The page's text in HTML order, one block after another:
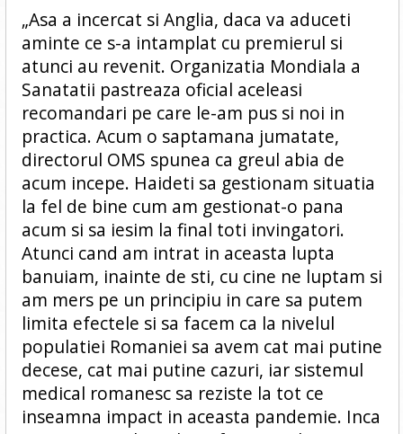
„Asa a incercat si Anglia, daca va aduceti
aminte ce s-a intamplat cu premierul si
atunci au revenit. Organizatia Mondiala a
Sanatatii pastreaza oficial aceleasi
recomandari pe care le-am pus si noi in
practica. Acum o saptamana jumatate,
directorul OMS spunea ca greul abia de
acum incepe. Haideti sa gestionam situatia
la fel de bine cum am gestionat-o pana
acum si sa iesim la final toti invingatori.
Atunci cand am intrat in aceasta lupta
banuiam, inainte de sti, cu cine ne luptam si
am mers pe un principiu in care sa putem
limita efectele si sa facem ca la nivelul
populatiei Romaniei sa avem cat mai putine
decese, cat mai putine cazuri, iar sistemul
medical romanesc sa reziste la tot ce
inseamna impact in aceasta pandemie. Inca